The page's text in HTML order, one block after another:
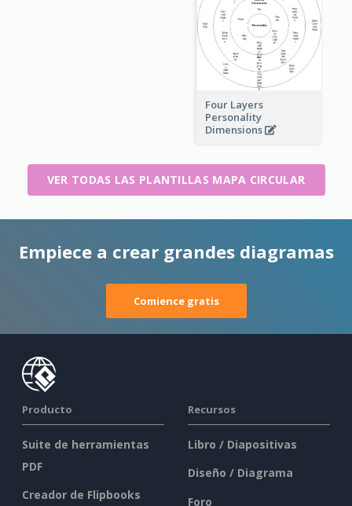
Four Layers
Personality
Dimensions
VER TODAS LAS PLANTILLAS MAPA CIRCULAR
Empiece a crear grandes diagramas
Comience gratis
Producto
Suite de herramientas
PDF
Creador de Flipbooks
Recursos
Libro / Diapositivas
Diseño / Diagrama
Foro